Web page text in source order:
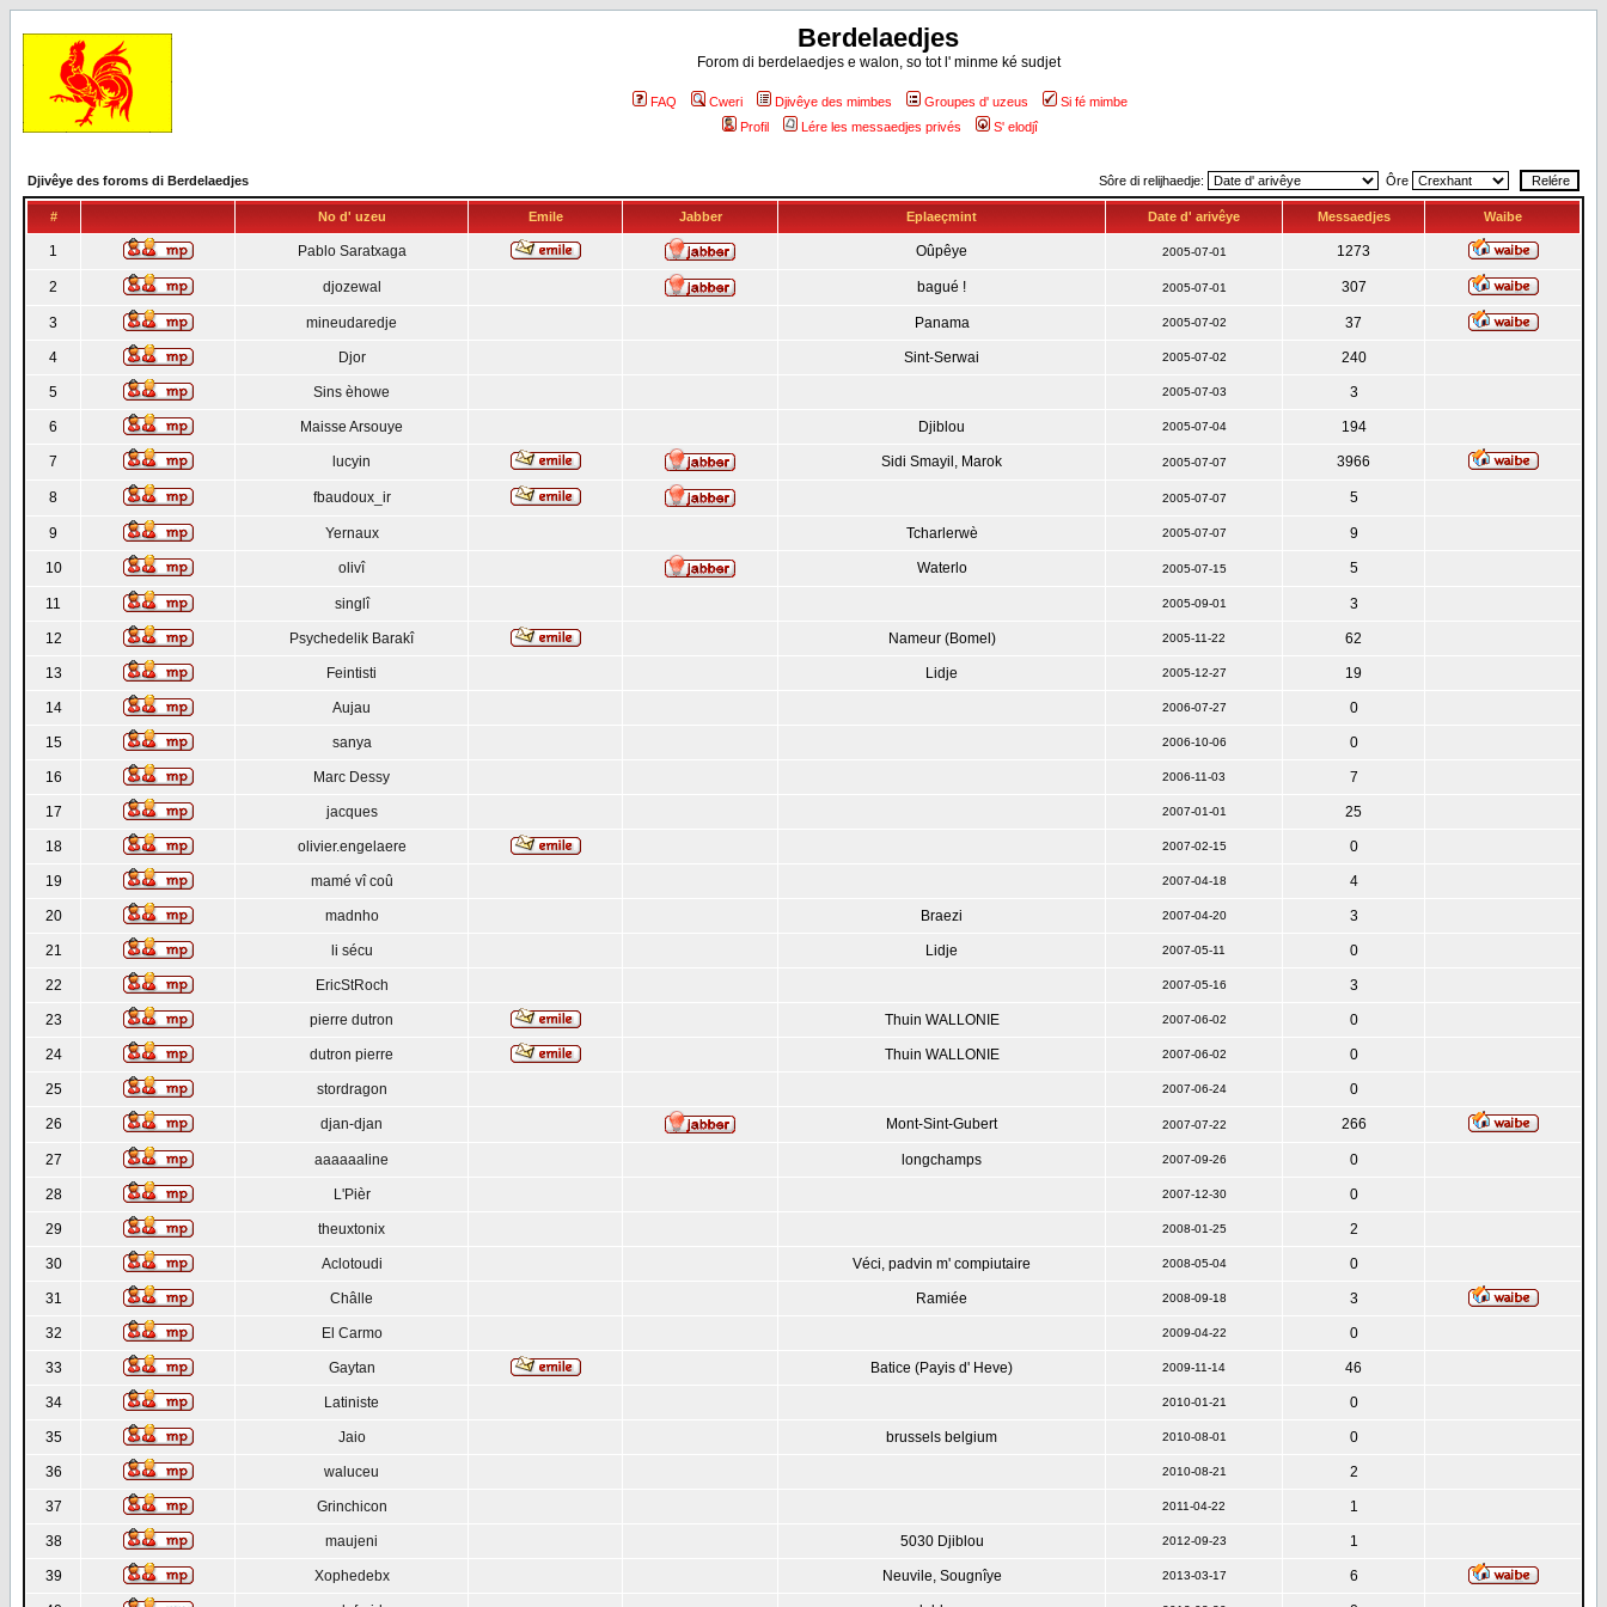
Berdelaedjes
Forom di berdelaedjes e walon, so tot l' minme ké sudjet
FAQ Cweri Djivêye des mimbes Groupes d' uzeus
Si fé mimbe
Profil
Lére les messaedjes privés S' elodjî
Djivêye des foroms di Berdelaedjes Sôre di relijhaedje: Ôre
# No d' uzeu Emile Jabber Eplaeçmint Date d' arivêye Messaedjes Waibe
1 Pablo Saratxaga Oûpêye 2005-07-01 1273
2 djozewal bagué ! 2005-07-01 307
3 mineudaredje Panama 2005-07-02 37
4 Djor Sint-Serwai 2005-07-02 240
5 Sins èhowe 2005-07-03 3
6 Maisse Arsouye Djiblou 2005-07-04 194
7 lucyin Sidi Smayil, Marok 2005-07-07 3966
8 fbaudoux_ir 2005-07-07 5
9 Yernaux Tcharlerwè 2005-07-07 9
10 olivî Waterlo 2005-07-15 5
11 singlî 2005-09-01 3
12 Psychedelik Barakî Nameur (Bomel) 2005-11-22 62
13 Feintisti Lidje 2005-12-27 19
14 Aujau 2006-07-27 0
15 sanya 2006-10-06 0
16 Marc Dessy 2006-11-03 7
17 jacques 2007-01-01 25
18 olivier.engelaere 2007-02-15 0
19 mamé vî coû 2007-04-18 4
20 madnho Braezi 2007-04-20 3
21 li sécu Lidje 2007-05-11 0
22 EricStRoch 2007-05-16 3
23 pierre dutron Thuin WALLONIE 2007-06-02 0
24 dutron pierre Thuin WALLONIE 2007-06-02 0
25 stordragon 2007-06-24 0
26 djan-djan Mont-Sint-Gubert 2007-07-22 266
27 aaaaaaline longchamps 2007-09-26 0
28 L'Pièr 2007-12-30 0
29 theuxtonix 2008-01-25 2
30 Aclotoudi Véci, padvin m' compiutaire 2008-05-04 0
31 Châlle Ramiée 2008-09-18 3
32 El Carmo 2009-04-22 0
33 Gaytan Batice (Payis d' Heve) 2009-11-14 46
34 Latiniste 2010-01-21 0
35 Jaio brussels belgium 2010-08-01 0
36 waluceu 2010-08-21 2
37 Grinchicon 2011-04-22 1
38 maujeni 5030 Djiblou 2012-09-23 1
39 Xophedebx Neuvile, Sougnîye 2013-03-17 6